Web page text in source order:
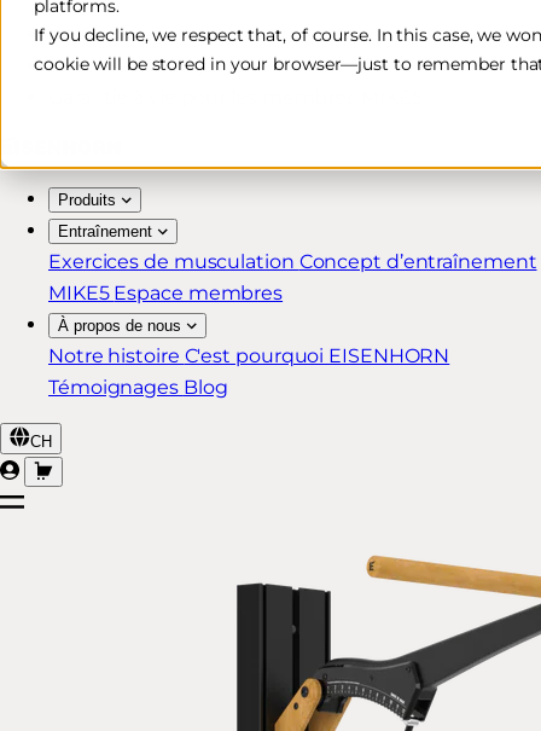
platforms.
If you decline, we respect that, of course. In this case, we
cookie will be stored in your browser—just to remember
Livraison rapide et gratuite*
Retour sous 30 jours
Produits
Entraînement
Exercices de musculation Concept d’entraînement
MIKE5 Espace membres
À propos de nous
Notre histoire C'est pourquoi EISENHORN
Témoignages Blog
CH